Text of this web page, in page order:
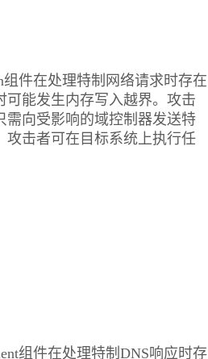
件在处理特制网络请求时存在
能发生内存写入越界。攻击
向受影响的域控制器发送特
击者可在目标系统上执行任
组件在处理特制DNS响应时存